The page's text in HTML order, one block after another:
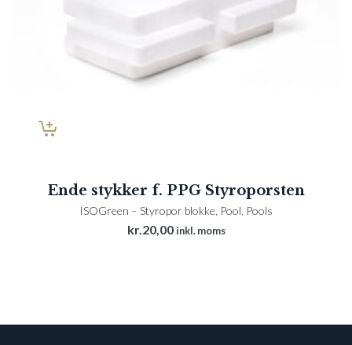
Ende stykker f. PPG Styroporsten
ISOGreen – Styropor blokke Pool Pools
kr.20,00 inkl. moms